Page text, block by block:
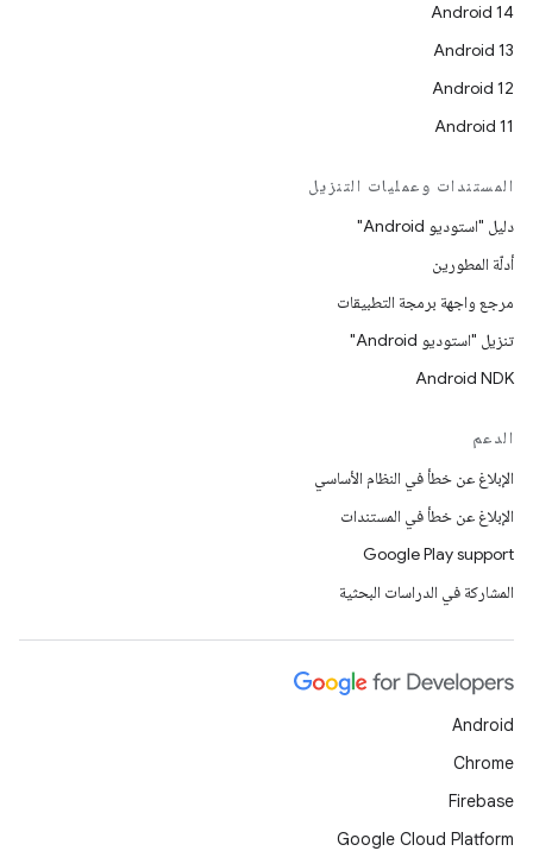
Android 14
Android 13
Android 12
Android 11
المستندات وعمليات التنزيل
دليل "استوديو Android"
أدلّة المطورين
مرجع واجهة برمجة التطبيقات
تنزيل "استوديو Android"
Android NDK
الدعم
الإبلاغ عن خطأ في النظام الأساسي
الإبلاغ عن خطأ في المستندات
Google Play support
المشاركة في الدراسات البحثية
Android
Chrome
Firebase
Google Cloud Platform